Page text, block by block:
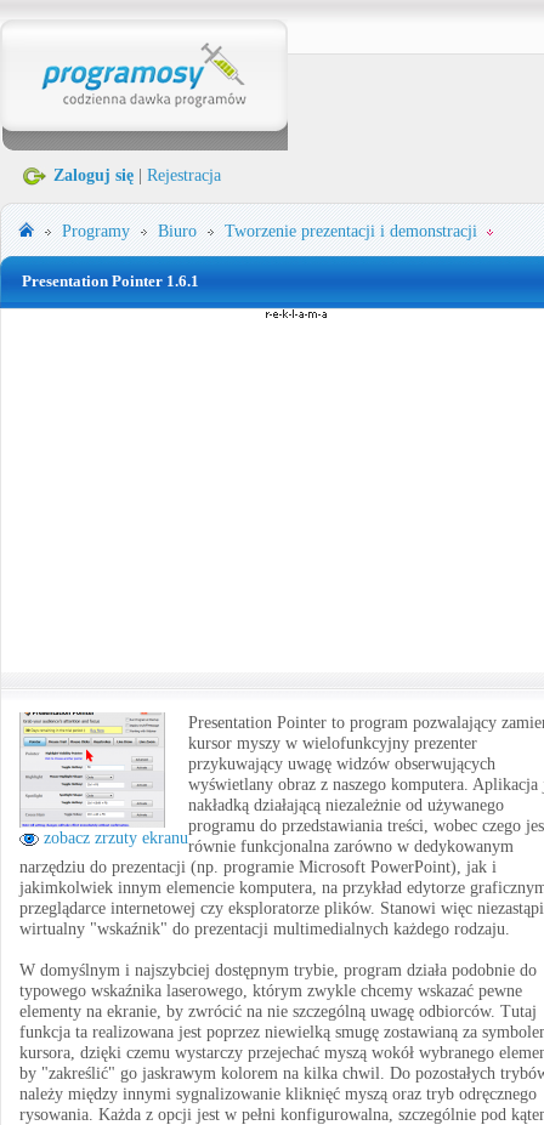
Zaloguj się Rejestracja
Programy Biuro Tworzenie prezentacji i demonstracji
Presentation Pointer 1.6.1
zobacz zrzuty ekranu
Presentation Pointer to program pozwalający
kursor myszy w wielofunkcyjny prezenter
przykuwający uwagę widzów obserwujących
wyświetlany obraz z naszego komputera. Aplikacja
nakładką działającą niezależnie od używanego
programu do przedstawiania treści, wobec czego
równie funkcjonalna zarówno w dedykowanym
narzędziu do prezentacji (np. programie Microsoft PowerPoint), jak i
jakimkolwiek innym elemencie komputera, na przykład edytorze
przeglądarce internetowej czy eksploratorze plików. Stanowi więc
wirtualny "wskaźnik" do prezentacji multimedialnych każdego rodzaju.
W domyślnym i najszybciej dostępnym trybie, program działa podobnie do
typowego wskaźnika laserowego, którym zwykle chcemy wskazać pewne
elementy na ekranie, by zwrócić na nie szczególną uwagę odbiorców. Tutaj
funkcja ta realizowana jest poprzez niewielką smugę zostawianą za
kursora, dzięki czemu wystarczy przejechać myszą wokół wybranego
by "zakreślić" go jaskrawym kolorem na kilka chwil. Do pozostałych
należy między innymi sygnalizowanie kliknięć myszą oraz tryb odręcznego
rysowania. Każda z opcji jest w pełni konfigurowalna, szczególnie pod